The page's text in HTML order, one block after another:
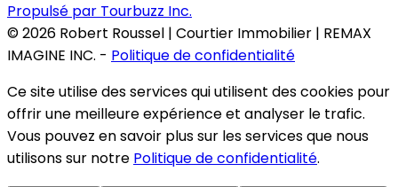
Propulsé par Tourbuzz Inc.
©2026 Robert Roussel | Courtier Immobilier | REMAX
IMAGINE INC. - Politique de confidentialité
Ce site utilise des services qui utilisent des cookies pour
offrir une meilleure expérience et analyser le trafic.
Vous pouvez en savoir plus sur les services que nous
utilisons sur notre Politique de confidentialité.